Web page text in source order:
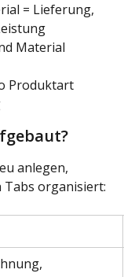
= Lieferung,
Material
Produktart
anlegen,
Tabs organisiert: